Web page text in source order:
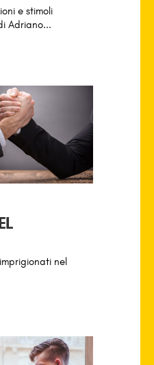
e stimoli
Adriano...
nel